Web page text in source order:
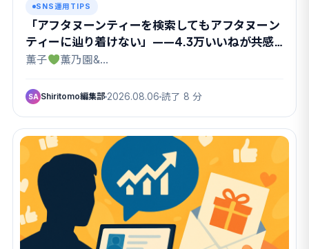
SNS運用TIPS
「アフタヌーンティーを検索してもアフタヌーン
ティーに辿り着けない」——4.3万いいねが共感
したX検索のクセ
薫子 薫乃園&…
SA Shiritomo編集部 2026.08.06 読了 8 分